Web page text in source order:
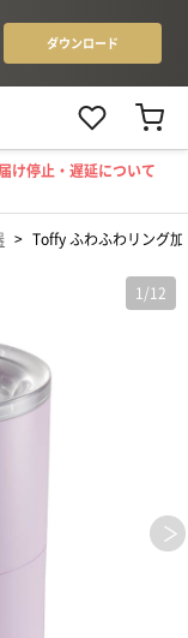
け停止・遅延について
> Toffy ふわふわリング加
1 /12